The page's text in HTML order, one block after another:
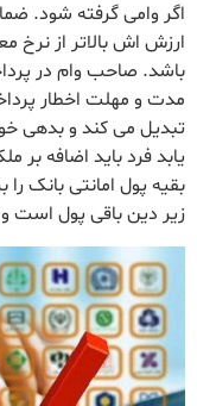
اگر وامی گرفته شود.
ارزش اش بالاتر از نرخ
باشد. صاحب وام در
مدت و مهلت اخطار
تبدیل می کند و بدهی
یابد فرد باید اضافه
بقیه پول امانتی بانک
زیر دین باقی پول است